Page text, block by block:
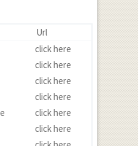
Url
click here
click here
click here
click here
click here
click here